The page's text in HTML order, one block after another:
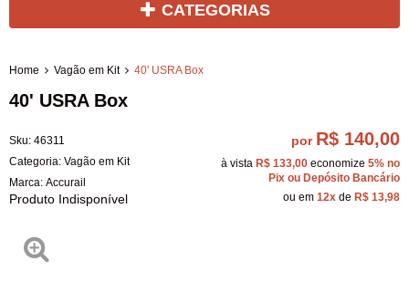
CATEGORIAS
Home Vagão em Kit 40' USRA Box
40' USRA Box
Sku: 46311
Categoria: Vagão em Kit
Marca: Accurail
Produto Indisponível
por R$ 140,00
à vista R$ 133,00 economize 5% no
Pix ou Depósito Bancário
ou em 12x de R$ 13,98